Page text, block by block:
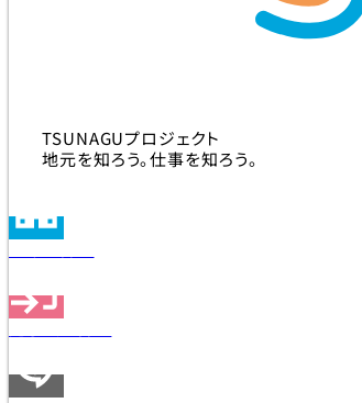
TSUNAGUプロジェクト
地元を知ろう。仕事を知ろう。